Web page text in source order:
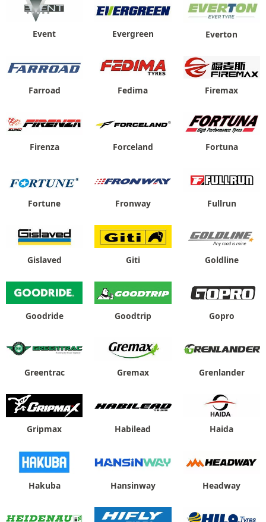
Event Evergreen Everton
Farroad Fedima Firemax
Firenza Forceland Fortuna
Fortune Fronway Fullrun
Gislaved Giti Goldline
Goodride Goodtrip Gopro
Greentrac Gremax Grenlander
Gripmax Habilead Haida
Hakuba Hansinway Headway